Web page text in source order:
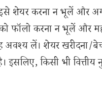
शेयर करना न भूलें और
फॉलो करना न भूलें और
लें। शेयर खरीदना/
किसी भी वित्तीय